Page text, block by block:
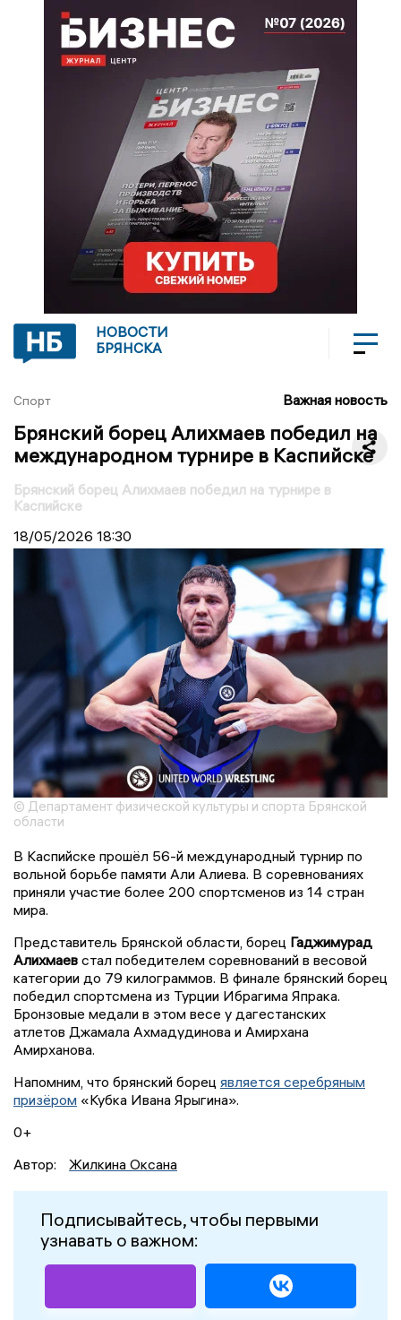
НОВОСТИ
БРЯНСКА
Спорт Важная новость
Брянский борец Алихмаев победил на
международном турнире в Каспийске
Брянский борец Алихмаев победил на турнире в
Каспийске
18/05/2026 18:30
© Департамент физической культуры и спорта Брянской
области
В Каспийске прошёл 56-й международный турнир по
вольной борьбе памяти Али Алиева. В соревнованиях
приняли участие более 200 спортсменов из 14 стран
мира.
Представитель Брянской области, борец Гаджимурад
Алихмаев стал победителем соревнований в весовой
категории до 79 килограммов. В финале брянский борец
победил спортсмена из Турции Ибрагима Япрака.
Бронзовые медали в этом весе у дагестанских
атлетов Джамала Ахмадудинова и Амирхана
Амирханова.
Напомним, что брянский борец является серебряным
призёром «Кубка Ивана Ярыгина».
0+
Автор:
Жилкина Оксана
Подписывайтесь, чтобы первыми
узнавать о важном: